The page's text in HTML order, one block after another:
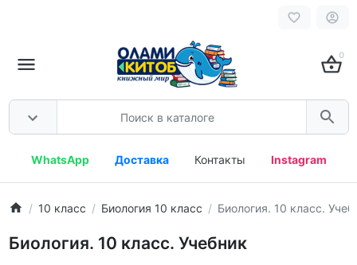
0
WhatsApp Доставка Контакты Instagram
10 класс Биология 10 класс Биология. 10 класс.
Биология. 10 класс. Учебник